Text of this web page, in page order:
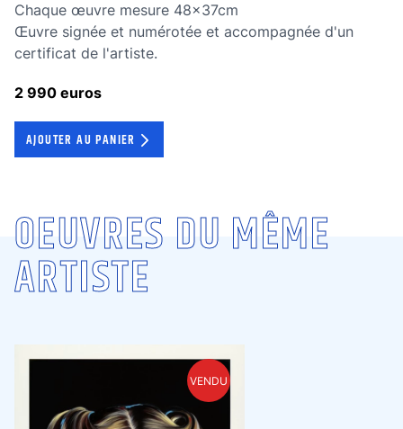
Chaque œuvre mesure 48x37cm
Œuvre signée et numérotée et accompagnée d'un
certificat de l'artiste.
2 990 euros
AJOUTER AU PANIER
OEUVRES DU MÊME
ARTISTE
VENDU